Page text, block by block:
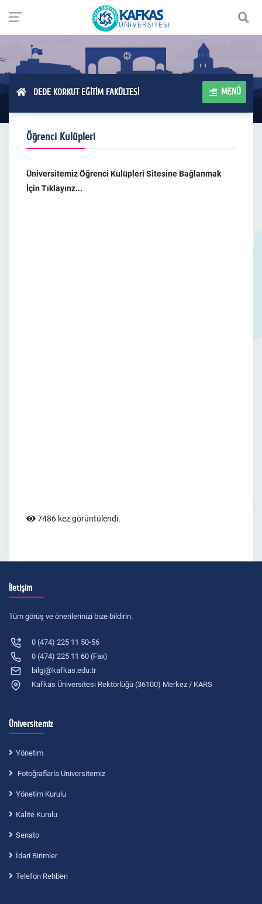
DEDE KORKUT EĞİTİM FAKÜLTESİ MENÜ
Öğrenci Kulüpleri
Üniversitemiz Öğrenci Kulüpleri Sitesine Bağlanmak
İçin Tıklayınz...
7486 kez görüntülendi.
İletişim
Tüm görüş ve önerilerinizi bize bildirin.
0 (474) 225 11 50-56
0 (474) 225 11 60 (Fax)
bilgi@kafkas.edu.tr
Kafkas Üniversitesi Rektörlüğü (36100) Merkez / KARS
Üniversitemiz
Yönetim
Fotoğraflarla Üniversitemiz
Yönetim Kurulu
Kalite Kurulu
Senato
İdari Birimler
Telefon Rehberi